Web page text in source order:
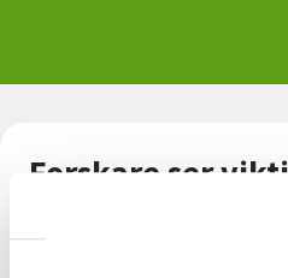
Forskare ser